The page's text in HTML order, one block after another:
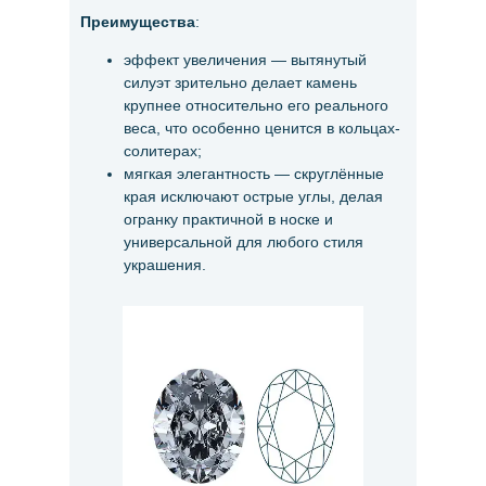
Преимущества:
эффект увеличения — вытянутый
силуэт зрительно делает камень
крупнее относительно его реального
веса, что особенно ценится в кольцах-
солитерах;
мягкая элегантность — скруглённые
края исключают острые углы, делая
огранку практичной в носке и
универсальной для любого стиля
украшения.